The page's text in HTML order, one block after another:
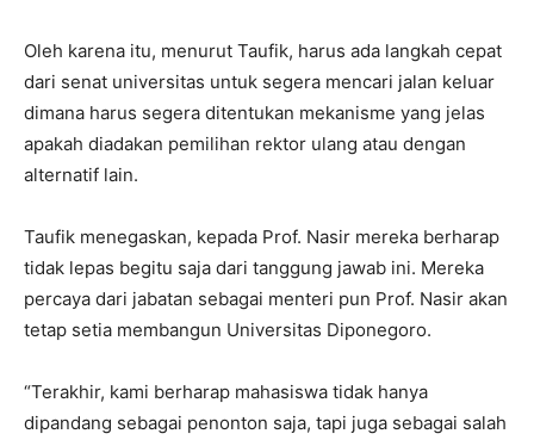
Oleh karena itu, menurut Taufik, harus ada langkah cepat
dari senat universitas untuk segera mencari jalan keluar
dimana harus segera ditentukan mekanisme yang jelas
apakah diadakan pemilihan rektor ulang atau dengan
alternatif lain.
Taufik menegaskan, kepada Prof. Nasir mereka berharap
tidak lepas begitu saja dari tanggung jawab ini. Mereka
percaya dari jabatan sebagai menteri pun Prof. Nasir akan
tetap setia membangun Universitas Diponegoro.
“Terakhir, kami berharap mahasiswa tidak hanya
dipandang sebagai penonton saja, tapi juga sebagai salah